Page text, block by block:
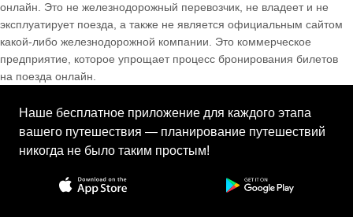
онлайн. Это не железнодорожный перевозчик, не владеет и не
эксплуатирует поезда, а также не является официальным сайтом
какой-либо железнодорожной компании. Это коммерческое
предприятие, которое упрощает процесс бронирования билетов
на поезда онлайн.
Наше бесплатное приложение для каждого этапа
вашего путешествия — планирование путешествий
никогда не было таким простым!